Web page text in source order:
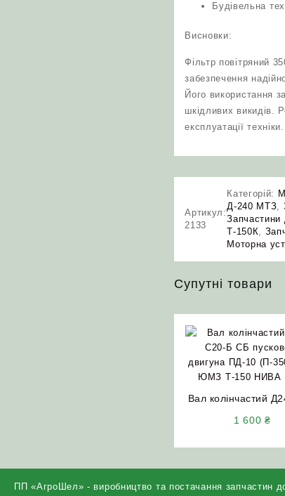
Будівельна
Висновки:
Фільтр повітряний
забезпечення
Його використання
шкідливих викидів.
експлуатації техніки.
Артикул:
2133
Категорій:
Д-240 МТЗ
Запчастини
Т-150К
Моторна
Супутні товари
Вал колінчастий
1 600 ₴
ПП «АгроШел» - виробництво та постачання запчастин